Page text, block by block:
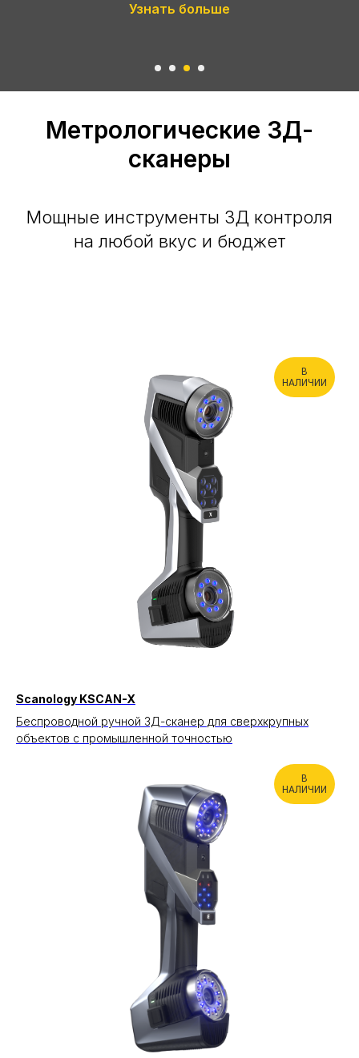
Позвонить и узнать больше
Метрологические 3Д-
сканеры
Мощные инструменты 3Д контроля
на любой вкус и бюджет
В
НАЛИЧИИ
Scanology KSCAN-X
Беспроводной ручной 3Д-сканер для сверхкрупных
объектов с промышленной точностью
В
НАЛИЧИИ